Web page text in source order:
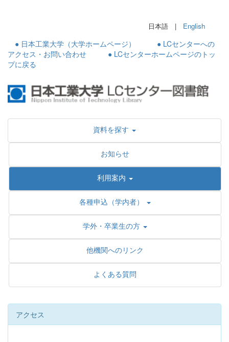
日本語 | English
● 日本工業大学（大学ホームページ）
● LCセンターへの
アクセス・お問い合わせ
● LCセンターホームページのトッ
プに戻る
資料を探す
お知らせ
利用案内
各種申込（学内者）
学外・卒業生の方
他機関へのリンク
よくある質問
アクセス